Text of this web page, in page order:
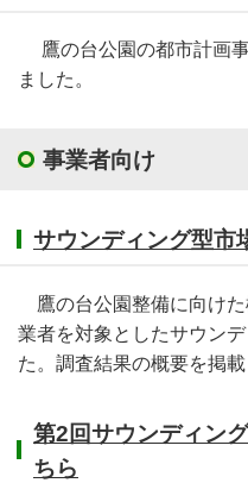
鷹の台公園の都市計画
ました。
事業者向け
サウンディング型市
鷹の台公園整備に向け
業者を対象としたサウン
た。調査結果の概要を掲載
第2回サウンディン
ちら